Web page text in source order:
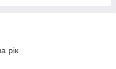
рік